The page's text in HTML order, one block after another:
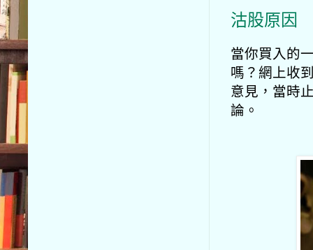
沽股原因
當你買入的
嗎？網上收
意見，當時
論。